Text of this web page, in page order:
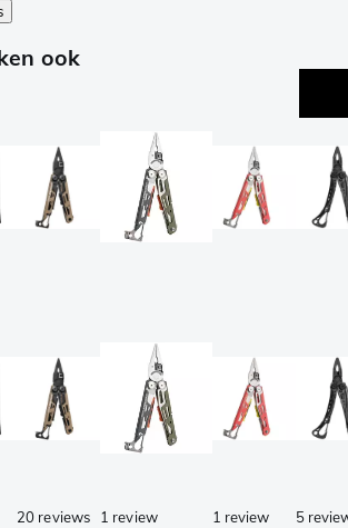
ook
20 reviews
1 review
1 review
5